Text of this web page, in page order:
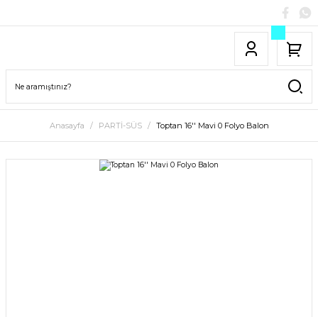
Anasayfa PARTİ-SÜS Toptan 16'' Mavi 0 Folyo Balon